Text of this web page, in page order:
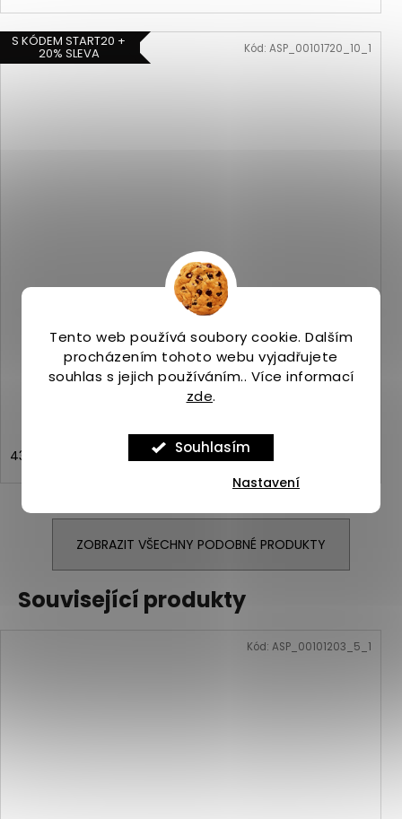
Tento web používá soubory cookie. Dalším
procházením tohoto webu vyjadřujete
souhlas s jejich používáním.. Více informací
zde.
Souhlasím
Nastavení
S KÓDEM START20 +
20% SLEVA
Saucony PEREGRINE 16 fire/black
Skladem(1 ks)
3 899 Kč
43 45 46 46,5
Kód: ASP_00101720_10_1
ZOBRAZIT VŠECHNY PODOBNÉ PRODUKTY
Související produkty
Kód: ASP_00101203_5_1